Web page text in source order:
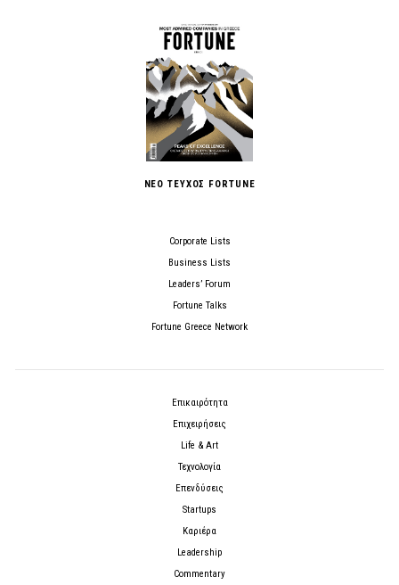
ΝΕΟ ΤΕΥΧΟΣ FORTUNE
Corporate Lists
Business Lists
Leaders’ Forum
Fortune Talks
Fortune Greece Network
Επικαιρότητα
Επιχειρήσεις
Life & Art
Τεχνολογία
Επενδύσεις
Startups
Καριέρα
Leadership
Commentary